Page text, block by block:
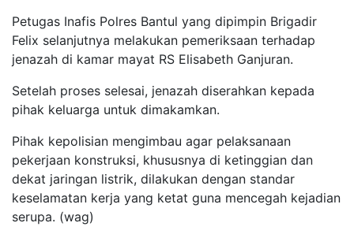
Petugas Inafis Polres Bantul yang dipimpin Brigadir
Felix selanjutnya melakukan pemeriksaan terhadap
jenazah di kamar mayat RS Elisabeth Ganjuran.
Setelah proses selesai, jenazah diserahkan kepada
pihak keluarga untuk dimakamkan.
Pihak kepolisian mengimbau agar pelaksanaan
pekerjaan konstruksi, khususnya di ketinggian dan
dekat jaringan listrik, dilakukan dengan standar
keselamatan kerja yang ketat guna mencegah kejadian
serupa. (wag)